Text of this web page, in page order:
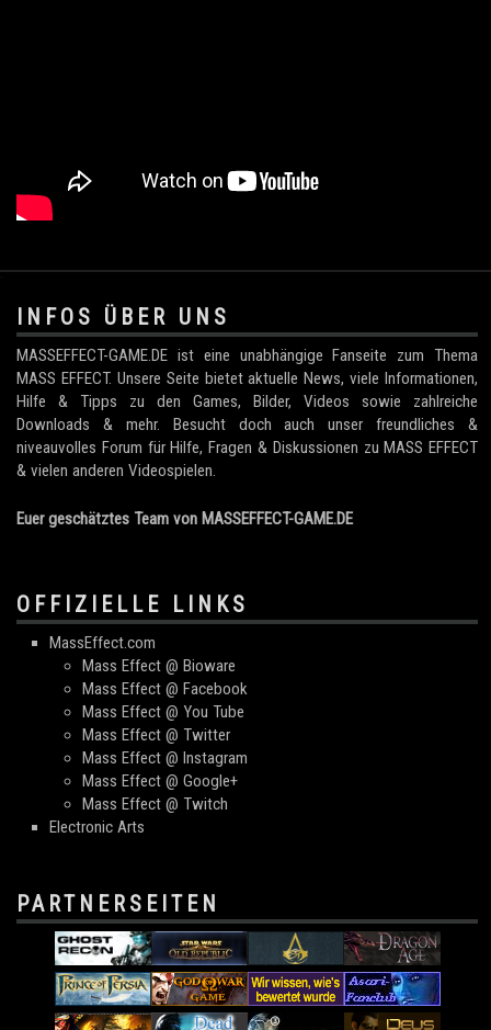
.
INFOS ÜBER UNS
MASSEFFECT-GAME.DE ist eine unabhängige Fanseite zum Thema
MASS EFFECT. Unsere Seite bietet aktuelle News, viele Informationen,
Hilfe & Tipps zu den Games, Bilder, Videos sowie zahlreiche
Downloads & mehr. Besucht doch auch unser freundliches &
niveauvolles Forum für Hilfe, Fragen & Diskussionen zu MASS EFFECT
& vielen anderen Videospielen.
Euer geschätztes Team von MASSEFFECT-GAME.DE
OFFIZIELLE LINKS
MassEffect.com
Mass Effect @ Bioware
Mass Effect @ Facebook
Mass Effect @ You Tube
Mass Effect @ Twitter
Mass Effect @ Instagram
Mass Effect @ Google+
Mass Effect @ Twitch
Electronic Arts
PARTNERSEITEN